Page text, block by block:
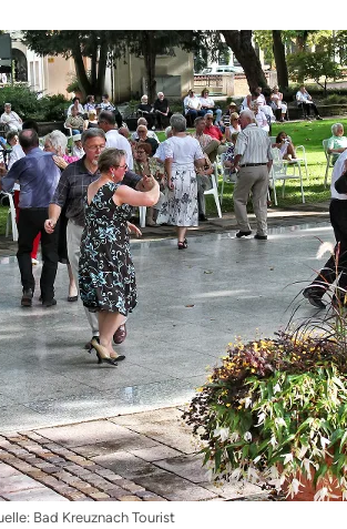
Bad Kreuznach Tourist